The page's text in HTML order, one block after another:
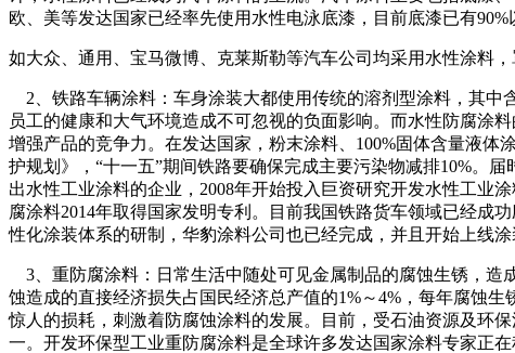
欧、美等发达国家已经率先使用水性电泳底漆，目前底漆已有
如大众、通用、宝马微博、克莱斯勒等汽车公司均采用水性涂料
2、铁路车辆涂料：车身涂装大都使用传统的溶剂型涂料，其中
员工的健康和大气环境造成不可忽视的负面影响。而水性防腐涂
增强产品的竞争力。在发达国家，粉末涂料、100%固体含量液
护规划》，“十一五”期间铁路要确保完成主要污染物减排10%。
出水性工业涂料的企业，2008年开始投入巨资研究开发水性工业
腐涂料2014年取得国家发明专利。目前我国铁路货车领域已经成
性化涂装体系的研制，华豹涂料公司也已经完成，并且开始上线
3、重防腐涂料：日常生活中随处可见金属制品的腐蚀生锈，造
蚀造成的直接经济损失占国民经济总产值的1%～4%，每年腐蚀
惊人的损耗，刺激着防腐蚀涂料的发展。目前，受石油资源及环
一。开发环保型工业重防腐涂料是全球许多发达国家涂料专家正